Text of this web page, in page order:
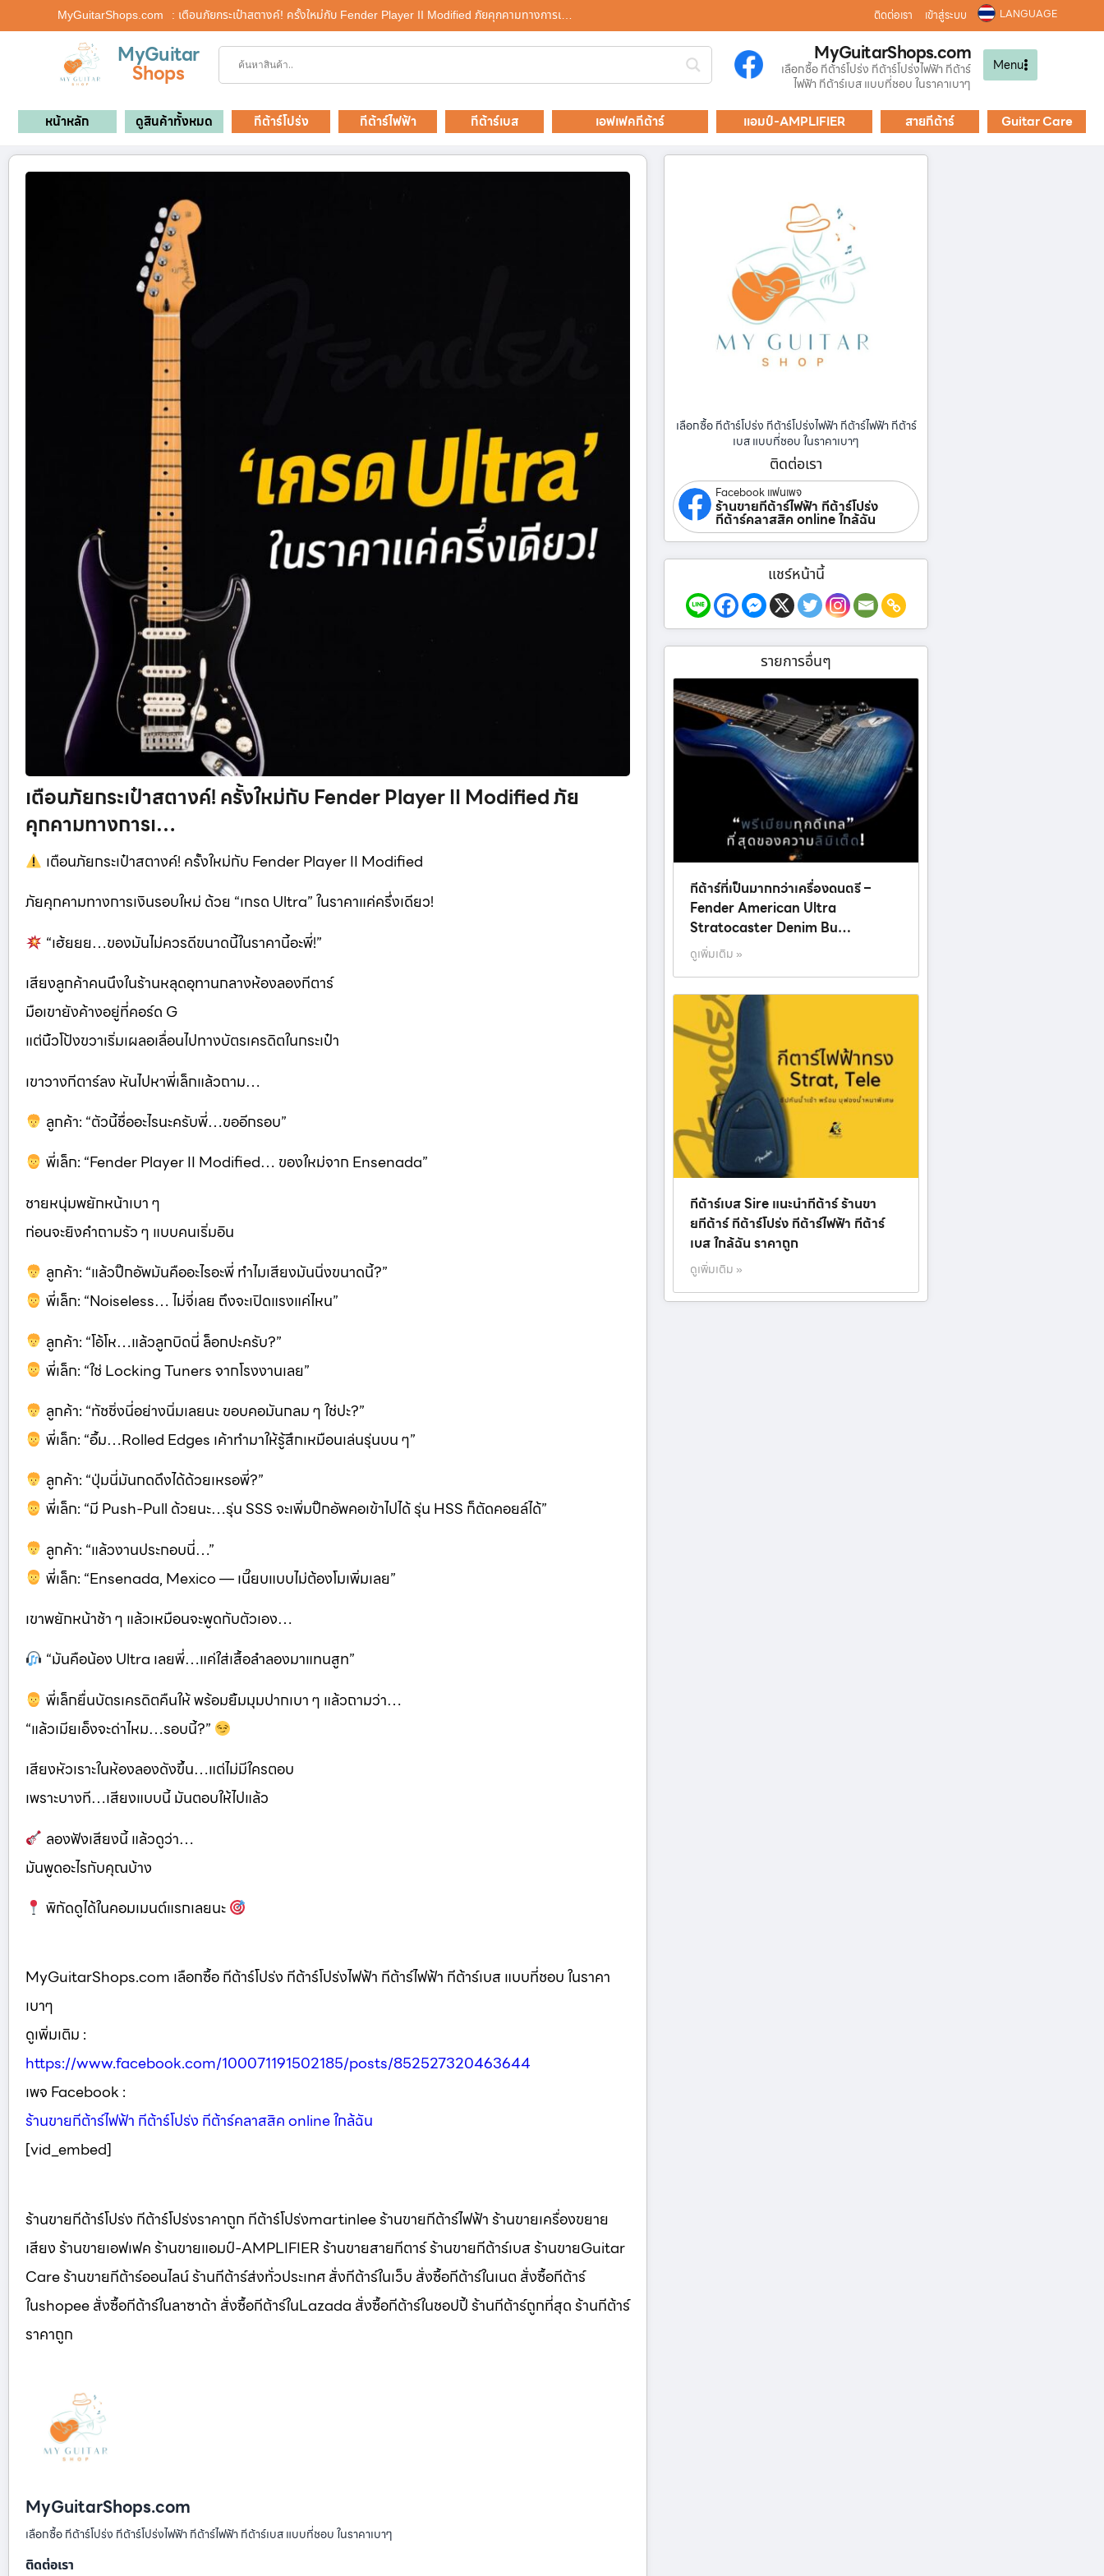
MyGuitarShops.com : เตือนภัยกระเป๋าสตางค์! ครั้งใหม่กับ Fender Player II Modified ภัยคุกคามทางการเ… ติดต่อเรา เข้าสู่ระบบ LANGUAGE
MyGuitar
Shops
MyGuitarShops.com
เลือกซื้อ กีต้าร์โปร่ง กีต้าร์โปร่งไฟฟ้า กีต้าร์
ไฟฟ้า กีต้าร์เบส แบบที่ชอบ ในราคาเบาๆ
Menu
หน้าหลัก ดูสินค้าทั้งหมด กีต้าร์โปร่ง กีต้าร์ไฟฟ้า กีต้าร์เบส เอฟเฟคกีต้าร์ แอมป์-AMPLIFIER สายกีต้าร์ Guitar Care
เตือนภัยกระเป๋าสตางค์! ครั้งใหม่กับ Fender Player II Modified ภัย
คุกคามทางการเ…
เตือนภัยกระเป๋าสตางค์! ครั้งใหม่กับ Fender Player II Modified
ภัยคุกคามทางการเงินรอบใหม่ ด้วย “เกรด Ultra” ในราคาแค่ครึ่งเดียว!
“เฮ้ยยย…ของมันไม่ควรดีขนาดนี้ในราคานี้อะพี่!”
เสียงลูกค้าคนนึงในร้านหลุดอุทานกลางห้องลองกีตาร์
มือเขายังค้างอยู่ที่คอร์ด G
แต่นิ้วโป้งขวาเริ่มเผลอเลื่อนไปทางบัตรเครดิตในกระเป๋า
เขาวางกีตาร์ลง หันไปหาพี่เล็กแล้วถาม…
ลูกค้า: “ตัวนี้ชื่ออะไรนะครับพี่…ขออีกรอบ”
พี่เล็ก: “Fender Player II Modified… ของใหม่จาก Ensenada”
ชายหนุ่มพยักหน้าเบา ๆ
ก่อนจะยิงคำถามรัว ๆ แบบคนเริ่มอิน
ลูกค้า: “แล้วปิ๊กอัพมันคืออะไรอะพี่ ทำไมเสียงมันนิ่งขนาดนี้?”
พี่เล็ก: “Noiseless… ไม่จี่เลย ถึงจะเปิดแรงแค่ไหน”
ลูกค้า: “โอ้โห…แล้วลูกบิดนี่ ล็อกปะครับ?”
พี่เล็ก: “ใช่ Locking Tuners จากโรงงานเลย”
ลูกค้า: “ทัชชิ่งนี่อย่างนิ่มเลยนะ ขอบคอมันกลม ๆ ใช่ปะ?”
พี่เล็ก: “อื้ม…Rolled Edges เค้าทำมาให้รู้สึกเหมือนเล่นรุ่นบน ๆ”
ลูกค้า: “ปุ่มนี่มันกดดึงได้ด้วยเหรอพี่?”
พี่เล็ก: “มี Push-Pull ด้วยนะ…รุ่น SSS จะเพิ่มปิ๊กอัพคอเข้าไปได้ รุ่น HSS ก็ตัดคอยล์ได้”
ลูกค้า: “แล้วงานประกอบนี่…”
พี่เล็ก: “Ensenada, Mexico — เนี๊ยบแบบไม่ต้องโมเพิ่มเลย”
เขาพยักหน้าช้า ๆ แล้วเหมือนจะพูดกับตัวเอง…
“มันคือน้อง Ultra เลยพี่…แค่ใส่เสื้อลำลองมาแทนสูท”
พี่เล็กยื่นบัตรเครดิตคืนให้ พร้อมยิ้มมุมปากเบา ๆ แล้วถามว่า…
“แล้วเมียเอ็งจะด่าไหม…รอบนี้?”
เสียงหัวเราะในห้องลองดังขึ้น…แต่ไม่มีใครตอบ
เพราะบางที…เสียงแบบนี้ มันตอบให้ไปแล้ว
ลองฟังเสียงนี้ แล้วดูว่า…
มันพูดอะไรกับคุณบ้าง
พิกัดดูได้ในคอมเมนต์แรกเลยนะ
MyGuitarShops.com เลือกซื้อ กีต้าร์โปร่ง กีต้าร์โปร่งไฟฟ้า กีต้าร์ไฟฟ้า กีต้าร์เบส แบบที่ชอบ ในราคา
เบาๆ
ดูเพิ่มเติม :
https://www.facebook.com/100071191502185/posts/852527320463644
เพจ Facebook :
ร้านขายกีต้าร์ไฟฟ้า กีต้าร์โปร่ง กีต้าร์คลาสสิค online ใกล้ฉัน
[vid_embed]
ร้านขายกีต้าร์โปร่ง กีต้าร์โปร่งราคาถูก กีต้าร์โปร่งmartinlee ร้านขายกีต้าร์ไฟฟ้า ร้านขายเครื่องขยาย
เสียง ร้านขายเอฟเฟค ร้านขายแอมป์-AMPLIFIER ร้านขายสายกีตาร์ ร้านขายกีต้าร์เบส ร้านขายGuitar
Care ร้านขายกีต้าร์ออนไลน์ ร้านกีต้าร์ส่งทั่วประเทศ สั่งกีต้าร์ในเว็บ สั่งซื้อกีต้าร์ในเนต สั่งซื้อกีต้าร์
ในshopee สั่งซื้อกีต้าร์ในลาซาด้า สั่งซื้อกีต้าร์ในLazada สั่งซื้อกีต้าร์ในชอปปี้ ร้านกีต้าร์ถูกที่สุด ร้านกีต้าร์
ราคาถูก
MyGuitarShops.com
เลือกซื้อ กีต้าร์โปร่ง กีต้าร์โปร่งไฟฟ้า กีต้าร์ไฟฟ้า กีต้าร์เบส แบบที่ชอบ ในราคาเบาๆ
ติดต่อเรา
เลือกซื้อ กีต้าร์โปร่ง กีต้าร์โปร่งไฟฟ้า กีต้าร์ไฟฟ้า กีต้าร์
เบส แบบที่ชอบ ในราคาเบาๆ
ติดต่อเรา
Facebook แฟนเพจ
ร้านขายกีต้าร์ไฟฟ้า กีต้าร์โปร่ง
กีต้าร์คลาสสิค online ใกล้ฉัน
แชร์หน้านี้
รายการอื่นๆ
กีต้าร์ที่เป็นมากกว่าเครื่องดนตรี –
Fender American Ultra
Stratocaster Denim Bu…
ดูเพิ่มเติม »
กีต้าร์เบส Sire แนะนำกีต้าร์ ร้านขา
ยกีต้าร์ กีต้าร์โปร่ง กีต้าร์ไฟฟ้า กีต้าร์
เบส ใกล้ฉัน ราคาถูก
ดูเพิ่มเติม »